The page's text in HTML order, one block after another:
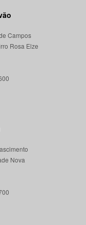
Campos
Rosa Elze
Nova